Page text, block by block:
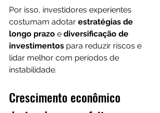
Por isso, investidores experientes
costumam adotar estratégias de
longo prazo e diversificação de
investimentos para reduzir riscos e
lidar melhor com períodos de
instabilidade.
Crescimento econômico